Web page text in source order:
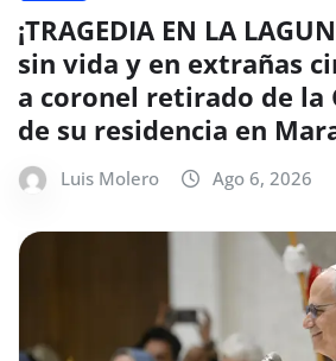
¡TRAGEDIA EN LA
sin vida y en extrañas
a coronel retirado de la
de su residencia en
Luis Molero Ago 6, 2026